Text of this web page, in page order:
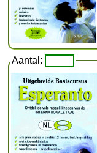
Aantal: